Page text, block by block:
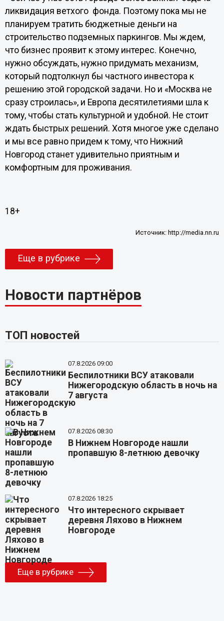
ликвидация ветхого фонда. Поэтому пока мы не
планируем тратить бюджетные деньги на
строительство подземных паркингов. Мы ждем,
что бизнес проявит к этому интерес. Конечно,
нужно обсуждать, нужно придумать механизм,
который подтолкнул бы частного инвестора к
решению этой городской задачи. Но и «Москва не
сразу строилась», и Европа десятилетиями шла к
тому, чтобы стать культурной и удобной. Не стоит
ждать быстрых решений. Хотя многое уже сделано
и мы все равно придем к тому, что Нижний
Новгород станет удивительно приятным и
комфортным для проживания.
18+
Источник: http://media.nn.ru
Еще в рубрике
Новости партнёров
ТОП новостей
07.8.2026 09:00
Беспилотники ВСУ атаковали
Нижегородскую область в ночь на
7 августа
07.8.2026 08:30
В Нижнем Новгороде нашли
пропавшую 8-летнюю девочку
07.8.2026 18:25
Что интересного скрывает
деревня Ляхово в Нижнем
Новгороде
Еще в рубрике